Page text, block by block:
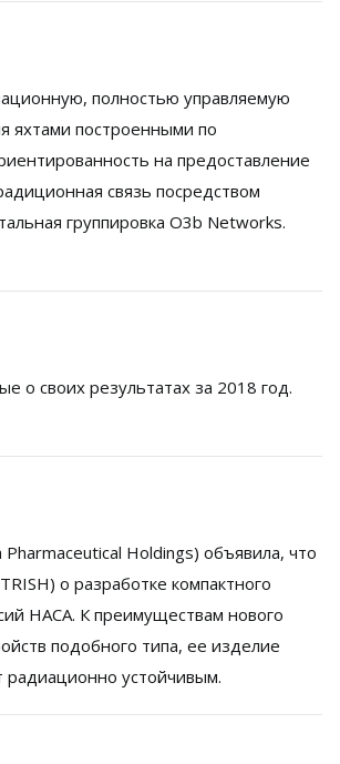
полностью управляемую
яхтами построенными по
на предоставление
связь посредством
группировка O3b Networks.
о своих результатах за 2018 год.
Holdings) объявила, что
о разработке компактного
НАСА. К преимуществам нового
подобного типа, ее изделие
устойчивым.